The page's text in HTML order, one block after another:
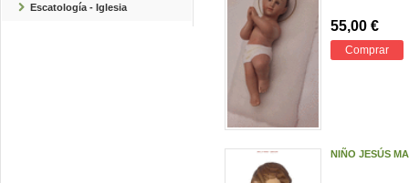
Escatología - Iglesia
55,00 €
Comprar
NIÑO JESÚS